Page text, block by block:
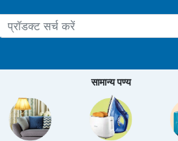
सामान्य पण्य